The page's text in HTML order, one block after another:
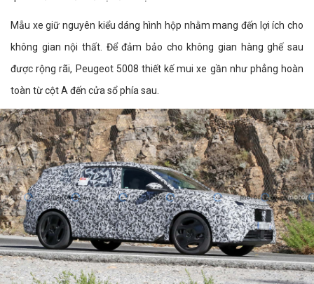
Mẫu xe giữ nguyên kiểu dáng hình hộp nhằm mang đến lợi ích cho
không gian nội thất. Để đảm bảo cho không gian hàng ghế sau
được rộng rãi, Peugeot 5008 thiết kế mui xe gần như phẳng hoàn
toàn từ cột A đến cửa sổ phía sau.